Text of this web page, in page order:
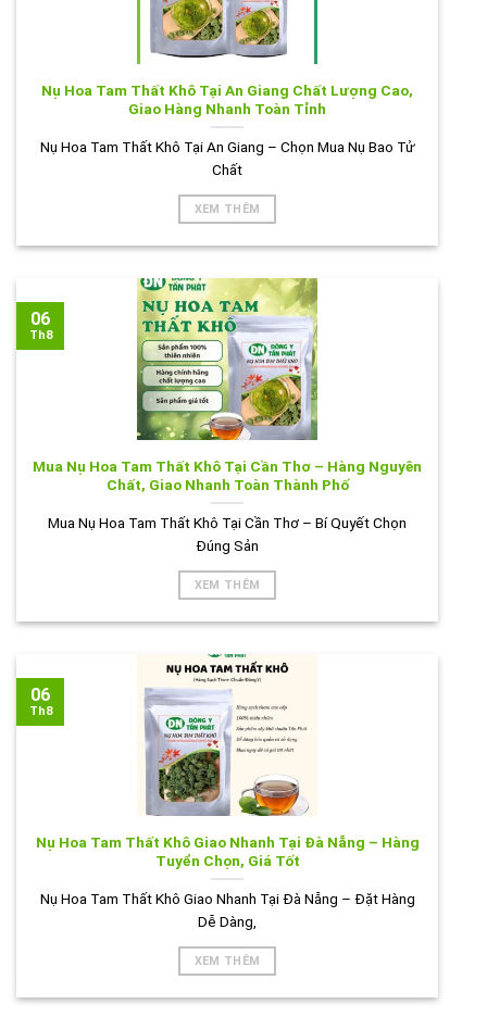
Nụ Hoa Tam Thất Khô Tại An Giang Chất Lượng Cao,
Giao Hàng Nhanh Toàn Tỉnh
Nụ Hoa Tam Thất Khô Tại An Giang – Chọn Mua Nụ Bao Tử
Chất
XEM THÊM
Mua Nụ Hoa Tam Thất Khô Tại Cần Thơ – Hàng Nguyên
Chất, Giao Nhanh Toàn Thành Phố
Mua Nụ Hoa Tam Thất Khô Tại Cần Thơ – Bí Quyết Chọn
Đúng Sản
XEM THÊM
06
Th8
Nụ Hoa Tam Thất Khô Giao Nhanh Tại Đà Nẵng – Hàng
Tuyển Chọn, Giá Tốt
Nụ Hoa Tam Thất Khô Giao Nhanh Tại Đà Nẵng – Đặt Hàng
Dễ Dàng,
XEM THÊM
06
Th8